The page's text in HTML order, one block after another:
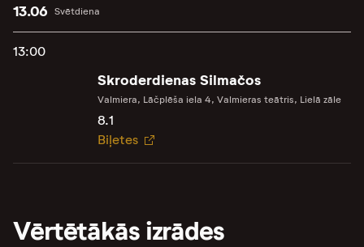
Svētdiena
13.06
13:00
Skroderdienas Silmačos
Valmiera, Lāčplēša iela 4, Valmieras teātris, Lielā zāle
8.1
Biļetes
Vērtētākās izrādes